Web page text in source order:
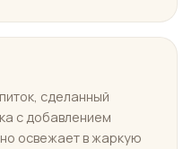
сделанный
с добавлением
освежает в жаркую